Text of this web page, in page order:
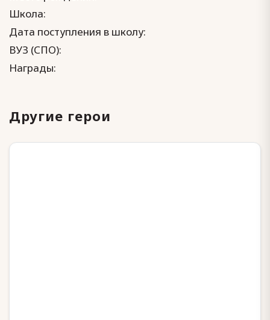
Школа:
Дата поступления в школу:
ВУЗ (СПО):
Награды:
Другие герои